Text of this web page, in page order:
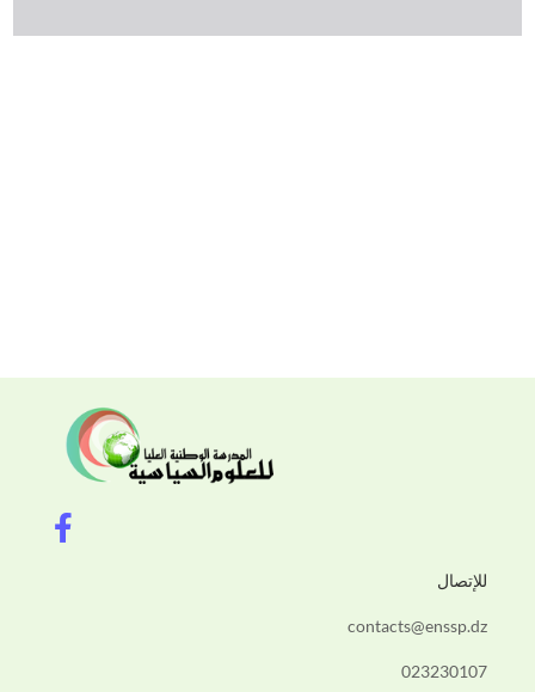
F
a
للإتصال
contacts@enssp.dz
023230107